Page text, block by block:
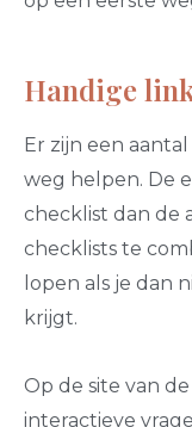
Handige
Er zijn een
weg helpen. De
checklist dan de
checklists te
lopen als je dan
krijgt.
Op de site van
interactieve